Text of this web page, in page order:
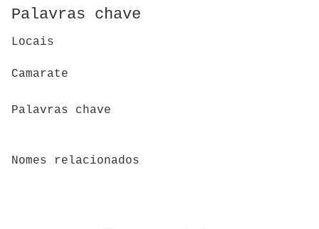
Palavras chave
Locais
Camarate
Palavras chave
Nomes relacionados